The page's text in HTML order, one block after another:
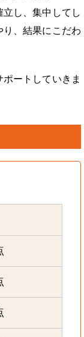
し、集中してし
、結果にこだわ
ートしていきま